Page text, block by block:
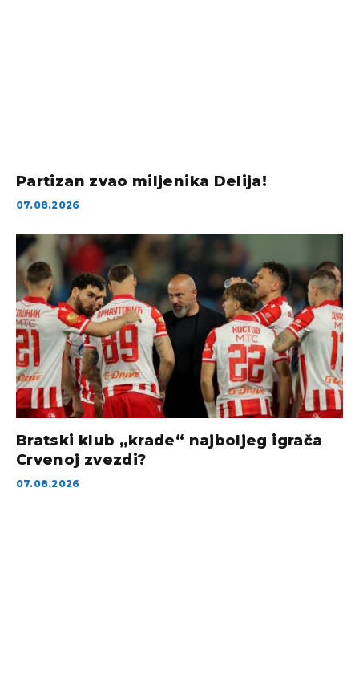
Partizan zvao miljenika Delija!
07.08.2026
Bratski klub „krade“ najboljeg igrača
Crvenoj zvezdi?
07.08.2026